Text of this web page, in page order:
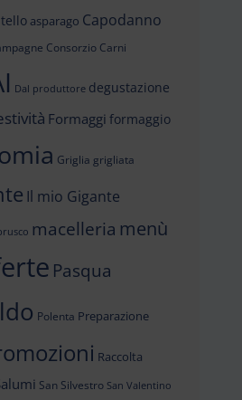
asparago Capodanno
Consorzio Carni
Dal produttore degustazione
Formaggi formaggio
Griglia grigliata
Il mio Gigante
macelleria menù
Pasqua
Polenta Preparazione
Raccolta
San Silvestro San Valentino